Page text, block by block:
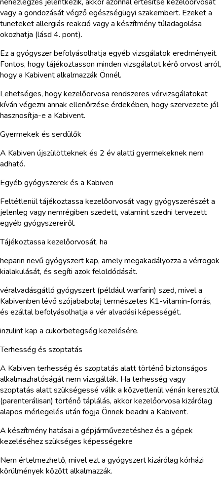
vagy a gondozását végző egészségügyi szakembert. Ezeket a
tüneteket allergiás reakció vagy a készítmény túladagolása
okozhatja (lásd 4. pont).
Ez a gyógyszer befolyásolhatja egyéb vizsgálatok eredményeit.
Fontos, hogy tájékoztasson minden vizsgálatot kérő orvost arról,
hogy a Kabivent alkalmazzák Önnél.
Lehetséges, hogy kezelőorvosa rendszeres vérvizsgálatokat
kíván végezni annak ellenőrzése érdekében, hogy szervezete jól
hasznosítja-e a Kabivent.
Gyermekek és serdülők
A Kabiven újszülötteknek és 2 év alatti gyermekeknek nem
adható.
Egyéb gyógyszerek és a Kabiven
Feltétlenül tájékoztassa kezelőorvosát vagy gyógyszerészét a
jelenleg vagy nemrégiben szedett, valamint szedni tervezett
egyéb gyógyszereiről.
Tájékoztassa kezelőorvosát, ha
heparin nevű gyógyszert kap, amely megakadályozza a vérrögök
kialakulását, és segíti azok feloldódását.
véralvadásgátló gyógyszert (például warfarin) szed, mivel a
Kabivenben lévő szójababolaj természetes K1-vitamin-forrás,
és ezáltal befolyásolhatja a vér alvadási képességét.
inzulint kap a cukorbetegség kezelésére.
Terhesség és szoptatás
A Kabiven terhesség és szoptatás alatt történő biztonságos
alkalmazhatóságát nem vizsgálták. Ha terhesség vagy
szoptatás alatt szükségessé válik a közvetlenül vénán keresztül
(parenterálisan) történő táplálás, akkor kezelőorvosa kizárólag
alapos mérlegelés után fogja Önnek beadni a Kabivent.
A készítmény hatásai a gépjárművezetéshez és a gépek
kezeléséhez szükséges képességekre
Nem értelmezhető, mivel ezt a gyógyszert kizárólag kórházi
körülmények között alkalmazzák.